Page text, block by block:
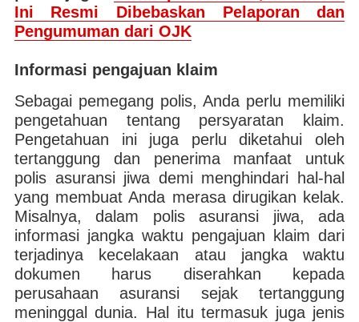
Ini Resmi Dibebaskan Pelaporan dan
Pengumuman dari OJK
Informasi pengajuan klaim
Sebagai pemegang polis, Anda perlu memiliki
pengetahuan tentang persyaratan klaim.
Pengetahuan ini juga perlu diketahui oleh
tertanggung dan penerima manfaat untuk
polis asuransi jiwa demi menghindari hal-hal
yang membuat Anda merasa dirugikan kelak.
Misalnya, dalam polis asuransi jiwa, ada
informasi jangka waktu pengajuan klaim dari
terjadinya kecelakaan atau jangka waktu
dokumen harus diserahkan kepada
perusahaan asuransi sejak tertanggung
meninggal dunia. Hal itu termasuk juga jenis